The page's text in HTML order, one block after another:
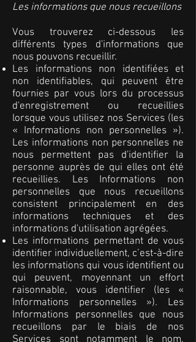
Les informations que nous recueillons
Vous trouverez ci-dessous les
différents types d'informations que
nous pouvons recueillir.
Les informations non identifiées et
non identifiables, qui peuvent être
fournies par vous lors du processus
d'enregistrement ou recueillies
lorsque vous utilisez nos Services (les
« Informations non personnelles »).
Les informations non personnelles ne
nous permettent pas d'identifier la
personne auprès de qui elles ont été
recueillies. Les Informations non
personnelles que nous recueillons
consistent principalement en des
informations techniques et des
informations d'utilisation agrégées.
Les informations permettant de vous
identifier individuellement, c’est-à-dire
les informations qui vous identifient ou
qui peuvent, moyennant un effort
raisonnable, vous identifier (les «
Informations personnelles »). Les
Informations personnelles que nous
recueillons par le biais de nos
Services sont notamment le nom,